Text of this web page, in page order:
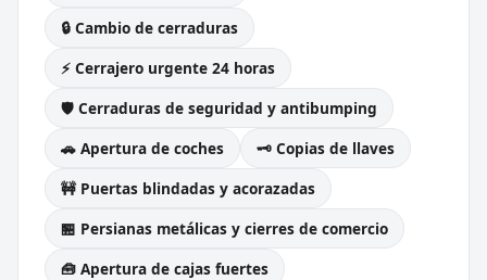
🔒 Cambio de cerraduras
⚡ Cerrajero urgente 24 horas
🛡️ Cerraduras de seguridad y antibumping
🚗 Apertura de coches
🗝️ Copias de llaves
🚧 Puertas blindadas y acorazadas
🏪 Persianas metálicas y cierres de comercio
🧰 Apertura de cajas fuertes